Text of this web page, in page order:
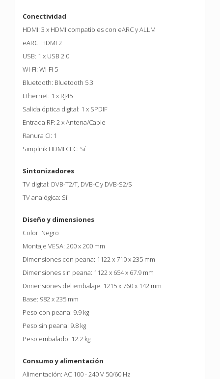
Conectividad
HDMI: 3 x HDMI compatibles con eARC y ALLM
eARC: HDMI 2
USB: 1 x USB 2.0
Wi-Fi: Wi-Fi 5
Bluetooth: Bluetooth 5.3
Ethernet: 1 x RJ45
Salida óptica digital: 1 x SPDIF
Entrada RF: 2 x Antena/Cable
Ranura CI: 1
Simplink HDMI CEC: Sí
Sintonizadores
TV digital: DVB-T2/T, DVB-C y DVB-S2/S
TV analógica: Sí
Diseño y dimensiones
Color: Negro
Montaje VESA: 200 x 200 mm
Dimensiones con peana: 1122 x 710 x 235 mm
Dimensiones sin peana: 1122 x 654 x 67.9 mm
Dimensiones del embalaje: 1215 x 760 x 142 mm
Base: 982 x 235 mm
Peso con peana: 9.9 kg
Peso sin peana: 9.8 kg
Peso embalado: 12.2 kg
Consumo y alimentación
Alimentación: AC 100 - 240 V 50/60 Hz